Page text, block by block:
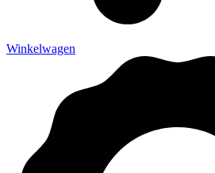
Winkelwagen